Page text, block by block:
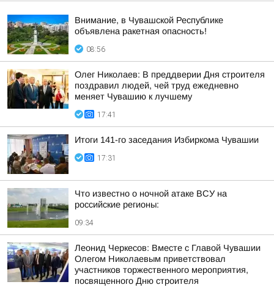
Внимание, в Чувашской Республике
объявлена ракетная опасность!
08:56
Олег Николаев: В преддверии Дня строителя
поздравил людей, чей труд ежедневно
меняет Чувашию к лучшему
17:41
Итоги 141-го заседания Избиркома Чувашии
17:31
Что известно о ночной атаке ВСУ на
российские регионы:
09:34
Леонид Черкесов: Вместе с Главой Чувашии
Олегом Николаевым приветствовал
участников торжественного мероприятия,
посвященного Дню строителя